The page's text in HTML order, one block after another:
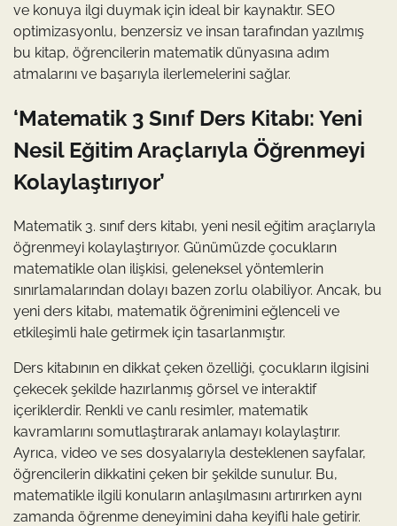
ve konuya ilgi duymak için ideal bir kaynaktır. SEO
optimizasyonlu, benzersiz ve insan tarafından yazılmış
bu kitap, öğrencilerin matematik dünyasına adım
atmalarını ve başarıyla ilerlemelerini sağlar.
‘Matematik 3 Sınıf Ders Kitabı: Yeni
Nesil Eğitim Araçlarıyla Öğrenmeyi
Kolaylaştırıyor’
Matematik 3. sınıf ders kitabı, yeni nesil eğitim araçlarıyla
öğrenmeyi kolaylaştırıyor. Günümüzde çocukların
matematikle olan ilişkisi, geleneksel yöntemlerin
sınırlamalarından dolayı bazen zorlu olabiliyor. Ancak, bu
yeni ders kitabı, matematik öğrenimini eğlenceli ve
etkileşimli hale getirmek için tasarlanmıştır.
Ders kitabının en dikkat çeken özelliği, çocukların ilgisini
çekecek şekilde hazırlanmış görsel ve interaktif
içeriklerdir. Renkli ve canlı resimler, matematik
kavramlarını somutlaştırarak anlamayı kolaylaştırır.
Ayrıca, video ve ses dosyalarıyla desteklenen sayfalar,
öğrencilerin dikkatini çeken bir şekilde sunulur. Bu,
matematikle ilgili konuların anlaşılmasını artırırken aynı
zamanda öğrenme deneyimini daha keyifli hale getirir.